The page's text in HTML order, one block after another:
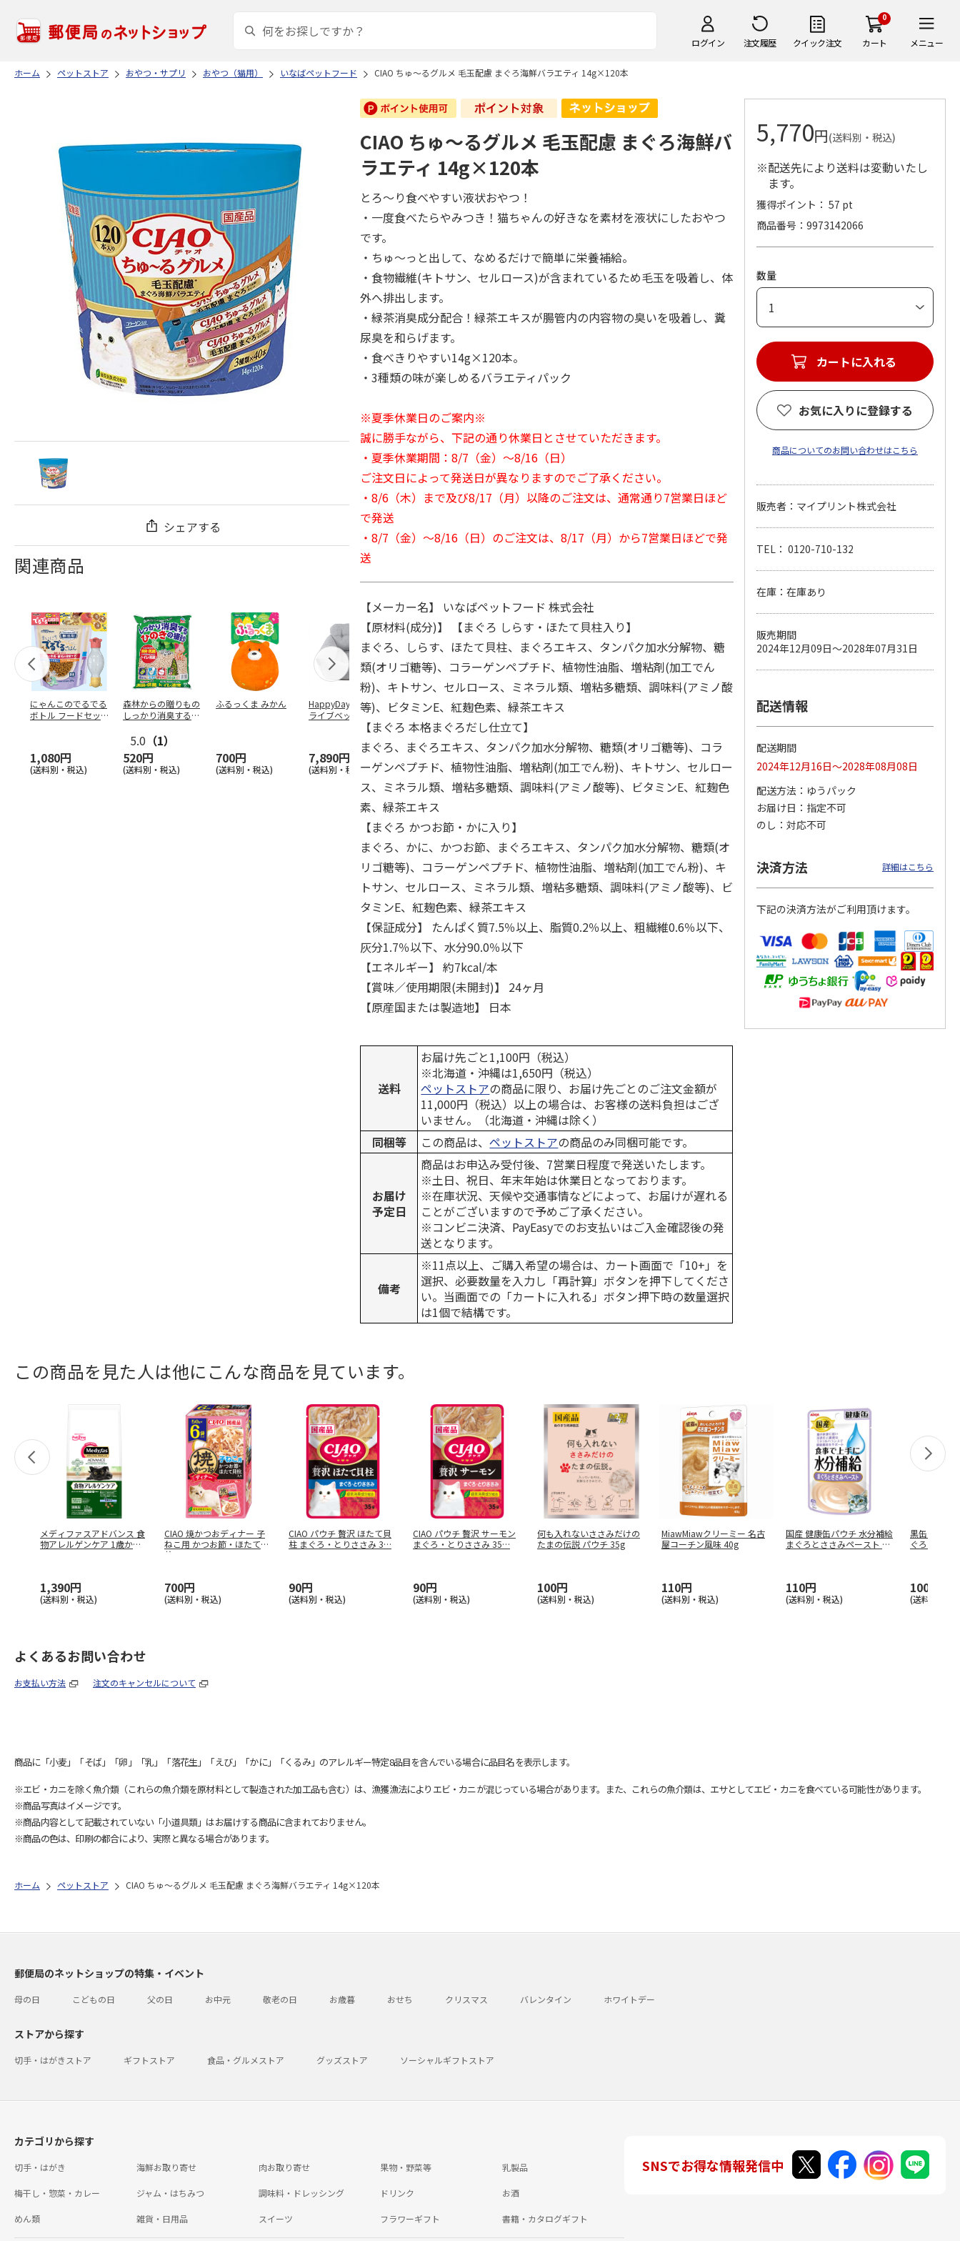
ログイン 注文履歴 クイック注文
0
カート メニュー
ホーム ペットストア おやつ・サプリ おやつ（猫用） いなばペットフード CIAO ちゅ～るグルメ 毛玉配慮 まぐろ海鮮バラエティ 14g×120本
シェアする
関連商品
にゃんこのでるでる
ボトル フードセッ
1,080円
(送料別・税込)
森林からの贈りもの
しっかり消臭するひ
5.0 （1）
520円
(送料別・税込)
ふるっくま みかん
700円
(送料別・税込)
HappyDays 2wayド
ライブベッド グレ
7,890円
(送料別・税込)
獣医師開発 ニオイ
をとる砂専用 猫ト
イレ ナチュラルグ
1,550円
(送料別・税込)
デオトイレ 飛び散
らない消臭・抗菌サ
ンド 4L
1,320円
(送料別・税込)
120円
(送料別・税込)
470円
(送料別・税込)
ペット線香 虹のか
なた フルーティフ
ローラルの香り
590円
(送料別・税込)
えBOX とりささ…
380円
(送料別・税込)
CIAO ちゅ～るグルメ 毛玉配慮 まぐろ海鮮バ
ラエティ 14g×120本
とろ～り食べやすい液状おやつ！
・一度食べたらやみつき！猫ちゃんの好きなを素材を液状にしたおやつ
です。
・ちゅ～っと出して、なめるだけで簡単に栄養補給。
・食物繊維(キトサン、セルロース)が含まれているため毛玉を吸着し、体
外へ排出します。
・緑茶消臭成分配合！緑茶エキスが腸管内の内容物の臭いを吸着し、糞
尿臭を和らげます。
・食べきりやすい14g×120本。
・3種類の味が楽しめるバラエティパック
※夏季休業日のご案内※
誠に勝手ながら、下記の通り休業日とさせていただきます。
・夏季休業期間：8/7（金）～8/16（日）
ご注文日によって発送日が異なりますのでご了承ください。
・8/6（木）まで及び8/17（月）以降のご注文は、通常通り7営業日ほど
で発送
・8/7（金）～8/16（日）のご注文は、8/17（月）から7営業日ほどで発
送
【メーカー名】 いなばペットフード 株式会社
【原材料(成分)】 【まぐろ しらす・ほたて貝柱入り】
まぐろ、しらす、ほたて貝柱、まぐろエキス、タンパク加水分解物、糖
類(オリゴ糖等)、コラーゲンペプチド、植物性油脂、増粘剤(加工でん
粉)、キトサン、セルロース、ミネラル類、増粘多糖類、調味料(アミノ酸
等)、ビタミンE、紅麹色素、緑茶エキス
【まぐろ 本格まぐろだし仕立て】
まぐろ、まぐろエキス、タンパク加水分解物、糖類(オリゴ糖等)、コラ
ーゲンペプチド、植物性油脂、増粘剤(加工でん粉)、キトサン、セルロー
ス、ミネラル類、増粘多糖類、調味料(アミノ酸等)、ビタミンE、紅麹色
素、緑茶エキス
【まぐろ かつお節・かに入り】
まぐろ、かに、かつお節、まぐろエキス、タンパク加水分解物、糖類(オ
リゴ糖等)、コラーゲンペプチド、植物性油脂、増粘剤(加工でん粉)、キ
トサン、セルロース、ミネラル類、増粘多糖類、調味料(アミノ酸等)、ビ
タミンE、紅麹色素、緑茶エキス
【保証成分】 たんぱく質7.5％以上、脂質0.2％以上、粗繊維0.6％以下、
灰分1.7％以下、水分90.0％以下
【エネルギー】 約7kcal/本
【賞味／使用期限(未開封)】 24ヶ月
【原産国または製造地】 日本
送料
お届け先ごと1,100円（税込）
※北海道・沖縄は1,650円（税込）
ペットストアの商品に限り、お届け先ごとのご注文金額が
11,000円（税込）以上の場合は、お客様の送料負担はござ
いません。（北海道・沖縄は除く）
同梱等
この商品は、ペットストアの商品のみ同梱可能です。
お届け
予定日
商品はお申込み受付後、7営業日程度で発送いたします。
※土日、祝日、年末年始は休業日となっております。
※在庫状況、天候や交通事情などによって、お届けが遅れる
ことがございますので予めご了承ください。
※コンビニ決済、PayEasyでのお支払いはご入金確認後の発
送となります。
備考
※11点以上、ご購入希望の場合は、カート画面で「10+」を
選択、必要数量を入力し「再計算」ボタンを押下してくださ
い。当画面での「カートに入れる」ボタン押下時の数量選択
は1個で結構です。
5,770円(送料別・税込)
※配送先により送料は変動いたし
ます。
獲得ポイント： 57 pt
商品番号
9973142066
数量
カートに入れる
お気に入りに登録する
商品についてのお問い合わせはこちら
販売者：マイプリント株式会社
TEL： 0120-710-132
在庫：在庫あり
販売期間
2024年12月09日～2028年07月31日
配送情報
配送期間
2024年12月16日～2028年08月08日
配送方法
ゆうパック
お届け日
指定不可
のし
対応不可
決済方法 詳細はこちら
下記の決済方法がご利用頂けます。
この商品を見た人は他にこんな商品を見ています。
メディファスアドバンス 食
物アレルゲンケア 1歳から
1,390円
(送料別・税込)
CIAO 焼かつおディナー 子
ねこ用 かつお節・ほたて貝
柱
700円
(送料別・税込)
CIAO パウチ 贅沢 ほたて貝
柱 まぐろ・とりささみ 3…
90円
(送料別・税込)
CIAO パウチ 贅沢 サーモン
まぐろ・とりささみ 35…
90円
(送料別・税込)
何も入れないささみだけの
たまの伝説 パウチ 35g
100円
(送料別・税込)
MiawMiawクリーミー 名古
屋コーチン風味 40g
110円
(送料別・税込)
国産 健康缶パウチ 水分補給
まぐろとささみペースト 40
110円
(送料別・税込)
黒缶パウチ
ぐろとかつ
100円
(送料別・税
よくあるお問い合わせ
お支払い方法 注文のキャンセルについて
商品に「小麦」「そば」「卵」「乳」「落花生」「えび」「かに」「くるみ」のアレルギー特定8品目を含んでいる場合に品目名を表示します。
※エビ・カニを除く魚介類（これらの魚介類を原材料として製造された加工品も含む）は、漁獲漁法によりエビ・カニが混じっている場合があります。また、これらの魚介類は、エサとしてエビ・カニを食べている可能性があります。
※商品写真はイメージです。
※商品内容として記載されていない「小道具類」はお届けする商品に含まれておりません。
※商品の色は、印刷の都合により、実際と異なる場合があります。
ホーム ペットストア CIAO ちゅ～るグルメ 毛玉配慮 まぐろ海鮮バラエティ 14g×120本
郵便局のネットショップの特集・イベント
母の日 こどもの日 父の日 お中元 敬老の日 お歳暮 おせち クリスマス バレンタイン ホワイトデー
ストアから探す
切手・はがきストア ギフトストア 食品・グルメストア グッズストア ソーシャルギフトストア
カテゴリから探す
切手・はがき 海鮮お取り寄せ 肉お取り寄せ 果物・野菜等 乳製品
梅干し・惣菜・カレー ジャム・はちみつ 調味料・ドレッシング ドリンク お酒
めん類 雑貨・日用品 スイーツ フラワーギフト 書籍・カタログギフト
SNSでお得な情報発信中